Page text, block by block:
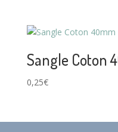
Sangle Coton
0,25€